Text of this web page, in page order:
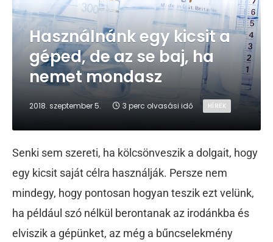
Használnánk egy kicsit a
géped, de az se baj, ha
nemet mondasz
2018. szeptember 5. 3 perc olvasási idő HÍREK
Senki sem szereti, ha kölcsönveszik a dolgait, hogy
egy kicsit saját célra használják. Persze nem
mindegy, hogy pontosan hogyan teszik ezt velünk,
ha például szó nélkül berontanak az irodánkba és
elviszik a gépünket, az még a bűncselekmény